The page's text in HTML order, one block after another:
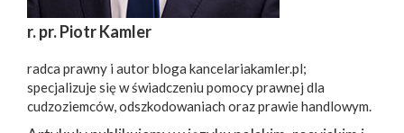
r. pr. Piotr Kamler
radca prawny i autor bloga kancelariakamler.pl;
specjalizuje się w świadczeniu pomocy prawnej dla
cudzoziemców, odszkodowaniach oraz prawie handlowym.